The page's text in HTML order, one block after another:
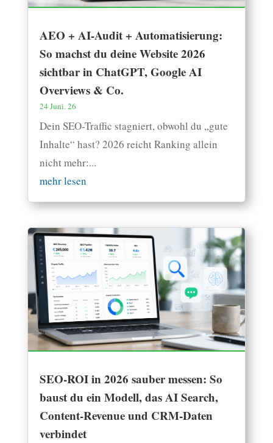
AEO + AI-Audit + Automatisierung:
So machst du deine Website 2026
sichtbar in ChatGPT, Google AI
Overviews & Co.
24 Juni. 26
Dein SEO-Traffic stagniert, obwohl du „gute
Inhalte“ hast? 2026 reicht Ranking allein
nicht mehr:...
mehr lesen
SEO-ROI in 2026 sauber messen: So
baust du ein Modell, das AI Search,
Content-Revenue und CRM-Daten
verbindet